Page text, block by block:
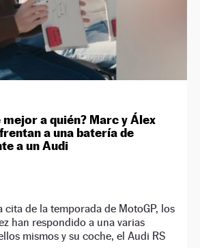
mejor a quién? Marc y Álex
a una batería de
a un Audi
cita de la temporada de MotoGP, los
han respondido a una varias
mismos y su coche, el Audi RS